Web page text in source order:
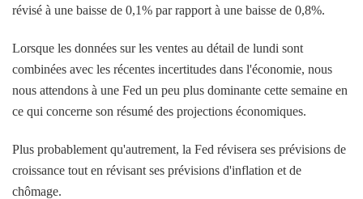
révisé à une baisse de 0,1% par rapport à une baisse de 0,8%.
Lorsque les données sur les ventes au détail de lundi sont
combinées avec les récentes incertitudes dans l'économie, nous
nous attendons à une Fed un peu plus dominante cette semaine en
ce qui concerne son résumé des projections économiques.
Plus probablement qu'autrement, la Fed révisera ses prévisions de
croissance tout en révisant ses prévisions d'inflation et de
chômage.